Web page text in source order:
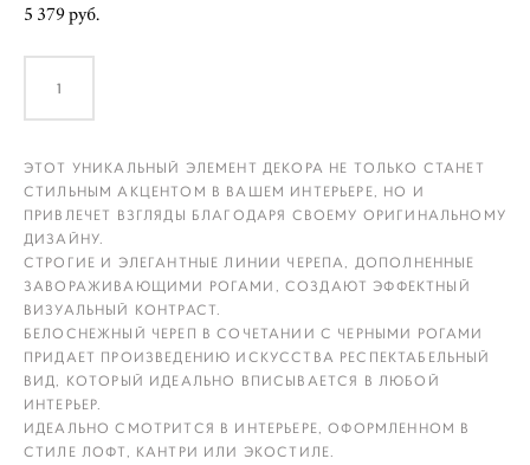
5 379 pуб.
ЭТОТ УНИКАЛЬНЫЙ ЭЛЕМЕНТ ДЕКОРА НЕ ТОЛЬКО СТАНЕТ
СТИЛЬНЫМ АКЦЕНТОМ В ВАШЕМ ИНТЕРЬЕРЕ, НО И
ПРИВЛЕЧЕТ ВЗГЛЯДЫ БЛАГОДАРЯ СВОЕМУ ОРИГИНАЛЬНОМУ
ДИЗАЙНУ.
СТРОГИЕ И ЭЛЕГАНТНЫЕ ЛИНИИ ЧЕРЕПА, ДОПОЛНЕННЫЕ
ЗАВОРАЖИВАЮЩИМИ РОГАМИ, СОЗДАЮТ ЭФФЕКТНЫЙ
ВИЗУАЛЬНЫЙ КОНТРАСТ.
БЕЛОСНЕЖНЫЙ ЧЕРЕП В СОЧЕТАНИИ С ЧЕРНЫМИ РОГАМИ
ПРИДАЕТ ПРОИЗВЕДЕНИЮ ИСКУССТВА РЕСПЕКТАБЕЛЬНЫЙ
ВИД, КОТОРЫЙ ИДЕАЛЬНО ВПИСЫВАЕТСЯ В ЛЮБОЙ
ИНТЕРЬЕР.
ИДЕАЛЬНО СМОТРИТСЯ В ИНТЕРЬЕРЕ, ОФОРМЛЕННОМ В
СТИЛЕ ЛОФТ, КАНТРИ ИЛИ ЭКОСТИЛЕ.